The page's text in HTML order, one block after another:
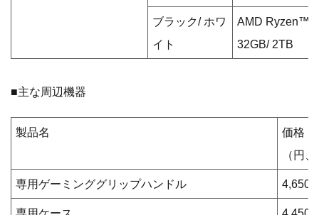
ブラック/ ホワ
イト
AMD Ryzen™
32GB/ 2TB
■主な周辺機器
製品名
価格
（円
専用ゲーミンググリップハンドル 4,650